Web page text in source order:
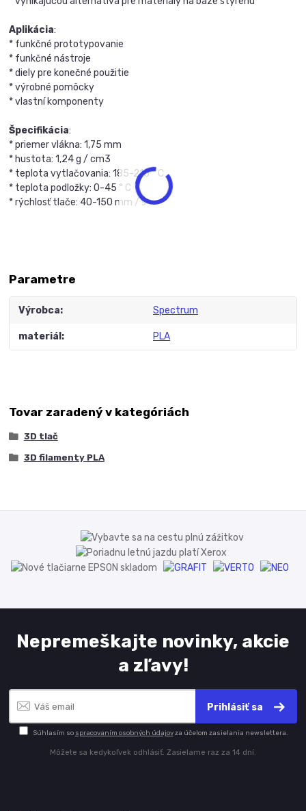
Aplikácia:
* funkčné prototypovanie
* funkčné nástroje
* diely pre konečné použitie
* výrobné pomôcky
* vlastní komponenty
Špecifikácia:
* priemer vlákna: 1,75 mm
* hustota: 1,24 g / cm3
* teplota vytlačovania: 185-215 ° C
* teplota podložky: 0-45 ° C
* rýchlosť tlače: 40-150 mm / s
Parametre
Výrobca Spectrum
materiál PLA
Tovar zaradený v kategóriách
3D tlač
3D filamenty PLA
Nepremeškajte novinky, akcie
a zľavy!
Prihlásiť sa
Súhlasím so spracovaním osobných údajovza účelom zasielania newslettera.
Môžete sa kedykoľvek odhlásiť. Zasielame raz za 14 dní.